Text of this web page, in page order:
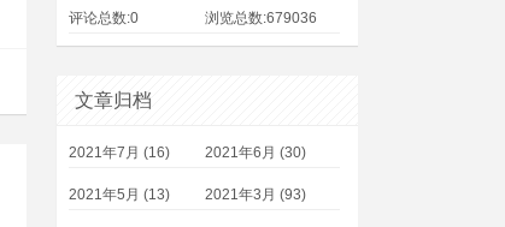
评论总数:0 浏览总数:679036
文章归档
2021年7月 (16) 2021年6月 (30)
2021年5月 (13) 2021年3月 (93)